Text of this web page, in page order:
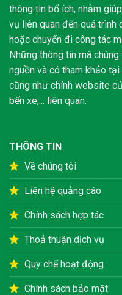
thông tin bổ ích, nhằm
vụ liên quan đến quá trình
hoặc chuyến đi công tác
Những thông tin mà
nguồn và có tham khảo
cũng như chính website
bến xe,... liên quan.
THÔNG TIN
Về chúng tôi
Liên hệ quảng cáo
Chính sách hợp tác
Thoả thuận dịch vụ
Quy chế hoạt động
Chính sách bảo mật